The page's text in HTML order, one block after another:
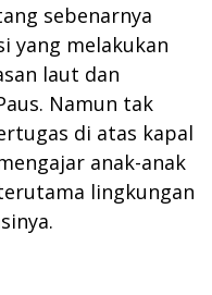
sebenarnya
yang melakukan
laut dan
Namun tak
di atas kapal
anak-anak
lingkungan